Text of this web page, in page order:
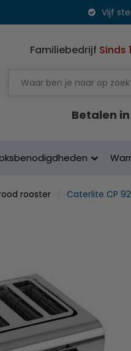
Vijf
Familiebedrijf Sinds
Betalen
rooster Caterlite CP